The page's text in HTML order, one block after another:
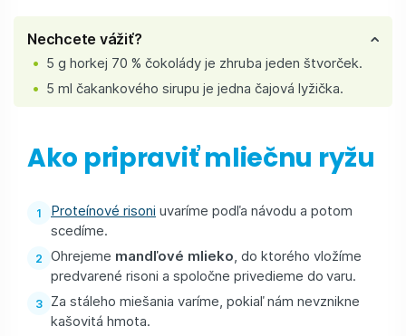
Nechcete vážiť?
5 g horkej 70 % čokolády je zhruba jeden štvorček.
5 ml čakankového sirupu je jedna čajová lyžička.
Ako pripraviť mliečnu ryžu
Proteínové risoni uvaríme podľa návodu a potom
scedíme.
Ohrejeme mandľové mlieko, do ktorého vložíme
predvarené risoni a spoločne privedieme do varu.
Za stáleho miešania varíme, pokiaľ nám nevznikne
kašovitá hmota.